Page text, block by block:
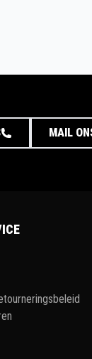
MAIL